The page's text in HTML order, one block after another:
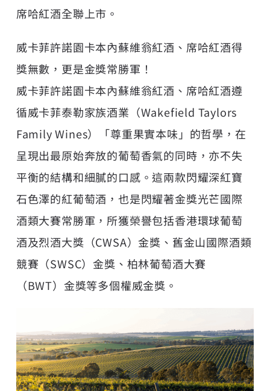
席哈紅酒全聯上市。
威卡菲許諾園卡本內蘇維翁紅酒、席哈紅酒得
獎無數，更是金獎常勝軍！
威卡菲許諾園卡本內蘇維翁紅酒、席哈紅酒遵
循威卡菲泰勒家族酒業（Wakefield Taylors
Family Wines）「尊重果實本味」的哲學，在
呈現出最原始奔放的葡萄香氣的同時，亦不失
平衡的結構和細膩的口感。這兩款閃耀深紅寶
石色澤的紅葡萄酒，也是閃耀著金獎光芒國際
酒類大賽常勝軍，所獲榮譽包括香港環球葡萄
酒及烈酒大獎（CWSA）金獎、舊金山國際酒類
競賽（SWSC）金獎、柏林葡萄酒大賽
（BWT）金獎等多個權威金獎。